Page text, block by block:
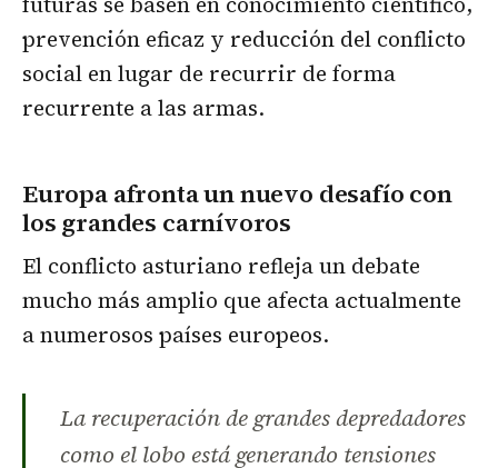
prevención eficaz y reducción del conflicto
social en lugar de recurrir de forma
recurrente a las armas.
Europa afronta un nuevo desafío con
los grandes carnívoros
El conflicto asturiano refleja un debate
mucho más amplio que afecta actualmente
a numerosos países europeos.
La recuperación de grandes depredadores
como el lobo está generando tensiones